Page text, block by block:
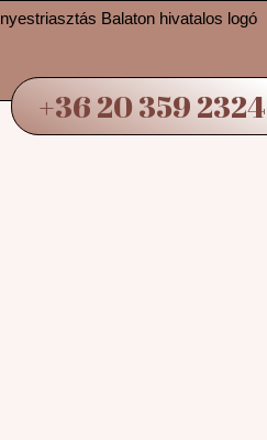
+36 20 359 2324